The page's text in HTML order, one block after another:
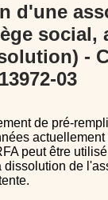
d'une
social,
-
13972-03
peut être
de